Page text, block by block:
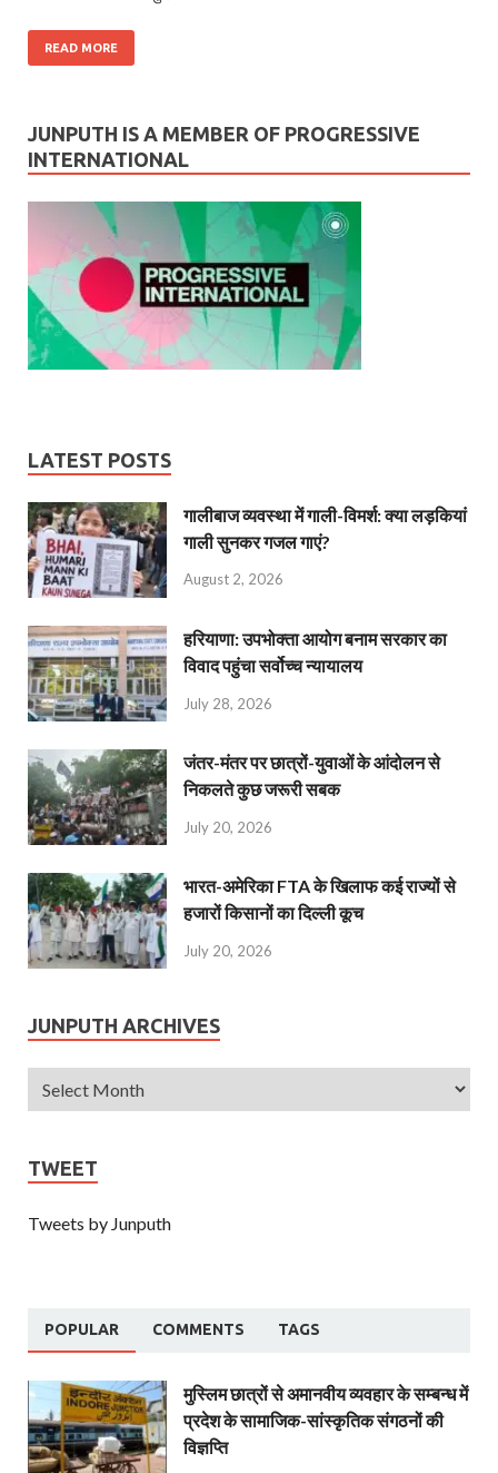
READ MORE
JUNPUTH IS A MEMBER OF PROGRESSIVE
INTERNATIONAL
LATEST POSTS
गालीबाज व्‍यवस्‍था में गाली-विमर्श: क्या लड़कियां
गाली सुनकर गजल गाएं?
August 2, 2026
हरियाणा: उपभोक्ता आयोग बनाम सरकार का
विवाद पहुंचा सर्वोच्च न्यायालय
July 28, 2026
जंतर-मंतर पर छात्रों-युवाओं के आंदोलन से
निकलते कुछ जरूरी सबक
July 20, 2026
भारत-अमेरिका FTA के खिलाफ कई राज्यों से
हजारों किसानों का दिल्ली कूच
July 20, 2026
JUNPUTH ARCHIVES
TWEET
Tweets by Junputh
POPULAR COMMENTS TAGS
मुस्लिम छात्रों से अमानवीय व्यवहार के सम्बन्ध में
प्रदेश के सामाजिक-सांस्कृतिक संगठनों की
विज्ञप्ति